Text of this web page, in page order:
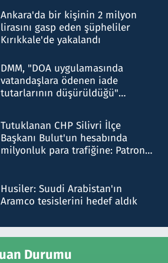
Ankara'da bir kişinin 2 milyon
lirasını gasp eden şüpheliler
Kırıkkale'de yakalandı
DMM, "DOA uygulamasında
vatandaşlara ödenen iade
tutarlarının düşürüldüğü"
Tutuklanan CHP Silivri İlçe
Başkanı Bulut'un hesabında
milyonluk para trafiğine: Patron
Husiler: Suudi Arabistan'ın
Aramco tesislerini hedef aldık
Durumu